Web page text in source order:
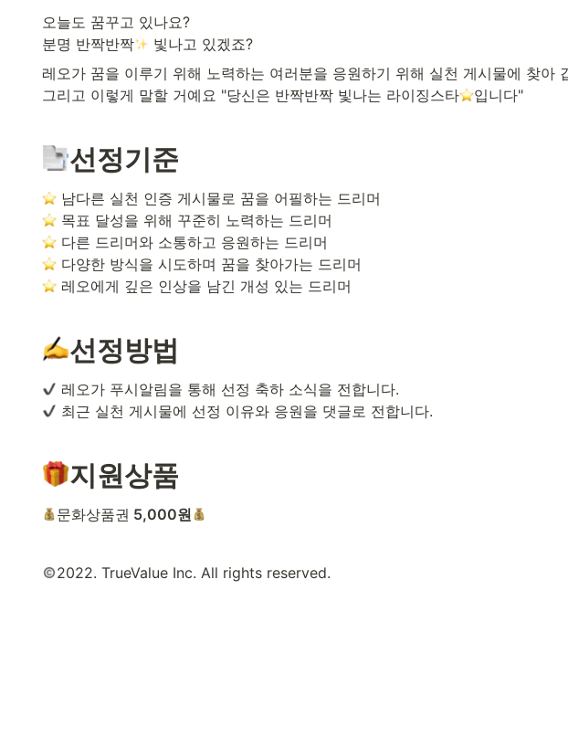
오늘도 꿈꾸고 있나요?
분명 반짝반짝
빛나고 있겠죠?
레오가 꿈을 이루기 위해 노력하는 여러분을 응원하기 위해 실천 게시물에 찾아
그리고 이렇게 말할 거예요 "당신은 반짝반짝 빛나는 라이징스타
입니다"
선정기준
레오에게 깊은 인상을 남긴 개성 있는 드리머
선정방법
최근 실천 게시물에 선정 이유와 응원을 댓글로 전합니다.
지원상품
문화상품권 5,000원
2022. TrueValue Inc. All rights reserved.